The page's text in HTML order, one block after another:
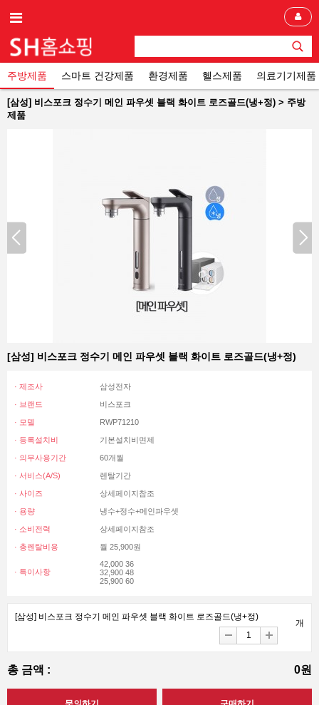
주방제품 스마트 건강제품 환경제품 헬스제품 의료기기제품
[삼성] 비스포크 정수기 메인 파우셋 블랙 화이트 로즈골드(냉+정) > 주방
제품
[삼성] 비스포크 정수기 메인 파우셋 블랙 화이트 로즈골드(냉+정)
· 제조사 삼성전자
· 브랜드 비스포크
· 모델 RWP71210
· 등록설치비 기본설치비면제
· 의무사용기간 60개월
· 서비스(A/S) 렌탈기간
· 사이즈 상세페이지참조
· 용량 냉수+정수+메인파우셋
· 소비전력 상세페이지참조
· 총렌탈비용 월 25,900원
· 특이사항
42,000 36
32,900 48
25,900 60
[삼성] 비스포크 정수기 메인 파우셋 블랙 화이트 로즈골드(냉+정)
개
총 금액 : 0원